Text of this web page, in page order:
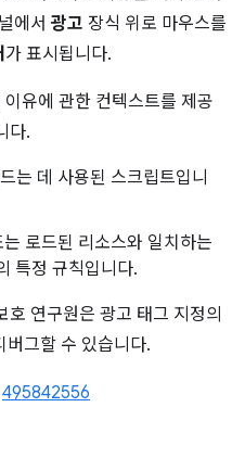
에서광고 장식 위로 마우스를
가 표시됩니다.
유에 관한 컨텍스트를 제공
다.
는 데 사용된 스크립트입니
는 로드된 리소스와 일치하는
특정 규칙입니다.
연구원은 광고 태그 지정의
그할 수 있습니다.
495842556